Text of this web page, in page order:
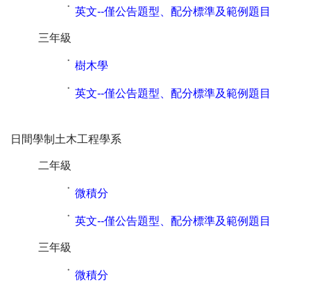
˙ 英文--僅公告題型、配分標準及範例題目
三年級
˙ 樹木學
˙ 英文--僅公告題型、配分標準及範例題目
日間學制土木工程學系
二年級
˙ 微積分
˙ 英文--僅公告題型、配分標準及範例題目
三年級
˙ 微積分